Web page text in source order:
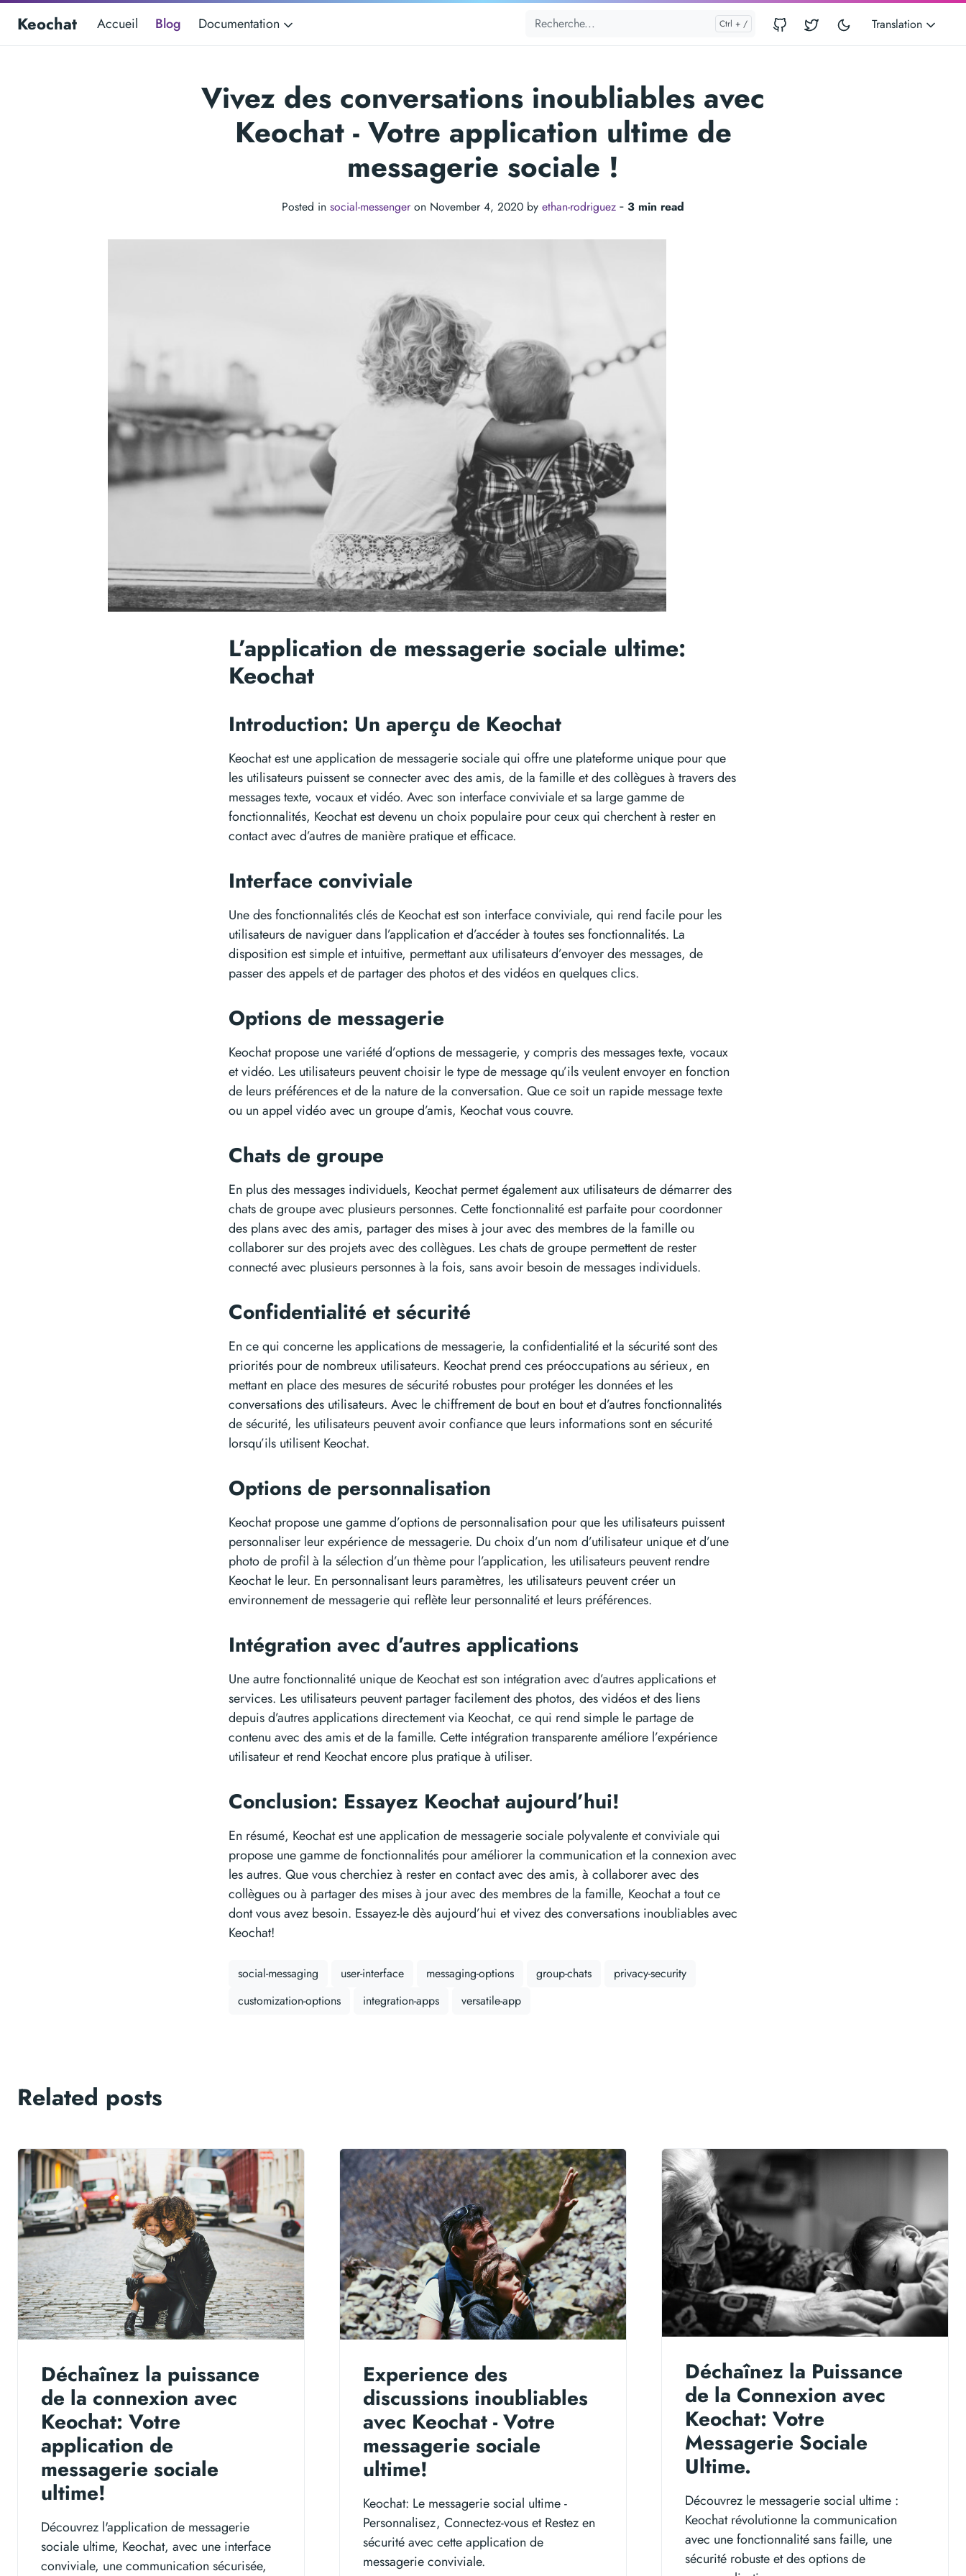
Keochat Accueil Blog Documentation Translation
Vivez des conversations inoubliables avec
Keochat - Votre application ultime de
messagerie sociale !
Posted in social-messenger on November 4, 2020 by ethan-rodriguez ‐ 3 min read
L’application de messagerie sociale ultime:
Keochat
Introduction: Un aperçu de Keochat
Keochat est une application de messagerie sociale qui offre une plateforme unique pour que
les utilisateurs puissent se connecter avec des amis, de la famille et des collègues à travers des
messages texte, vocaux et vidéo. Avec son interface conviviale et sa large gamme de
fonctionnalités, Keochat est devenu un choix populaire pour ceux qui cherchent à rester en
contact avec d’autres de manière pratique et efficace.
Interface conviviale
Une des fonctionnalités clés de Keochat est son interface conviviale, qui rend facile pour les
utilisateurs de naviguer dans l’application et d’accéder à toutes ses fonctionnalités. La
disposition est simple et intuitive, permettant aux utilisateurs d’envoyer des messages, de
passer des appels et de partager des photos et des vidéos en quelques clics.
Options de messagerie
Keochat propose une variété d’options de messagerie, y compris des messages texte, vocaux
et vidéo. Les utilisateurs peuvent choisir le type de message qu’ils veulent envoyer en fonction
de leurs préférences et de la nature de la conversation. Que ce soit un rapide message texte
ou un appel vidéo avec un groupe d’amis, Keochat vous couvre.
Chats de groupe
En plus des messages individuels, Keochat permet également aux utilisateurs de démarrer des
chats de groupe avec plusieurs personnes. Cette fonctionnalité est parfaite pour coordonner
des plans avec des amis, partager des mises à jour avec des membres de la famille ou
collaborer sur des projets avec des collègues. Les chats de groupe permettent de rester
connecté avec plusieurs personnes à la fois, sans avoir besoin de messages individuels.
Confidentialité et sécurité
En ce qui concerne les applications de messagerie, la confidentialité et la sécurité sont des
priorités pour de nombreux utilisateurs. Keochat prend ces préoccupations au sérieux, en
mettant en place des mesures de sécurité robustes pour protéger les données et les
conversations des utilisateurs. Avec le chiffrement de bout en bout et d’autres fonctionnalités
de sécurité, les utilisateurs peuvent avoir confiance que leurs informations sont en sécurité
lorsqu’ils utilisent Keochat.
Options de personnalisation
Keochat propose une gamme d’options de personnalisation pour que les utilisateurs puissent
personnaliser leur expérience de messagerie. Du choix d’un nom d’utilisateur unique et d’une
photo de profil à la sélection d’un thème pour l’application, les utilisateurs peuvent rendre
Keochat le leur. En personnalisant leurs paramètres, les utilisateurs peuvent créer un
environnement de messagerie qui reflète leur personnalité et leurs préférences.
Intégration avec d’autres applications
Une autre fonctionnalité unique de Keochat est son intégration avec d’autres applications et
services. Les utilisateurs peuvent partager facilement des photos, des vidéos et des liens
depuis d’autres applications directement via Keochat, ce qui rend simple le partage de
contenu avec des amis et de la famille. Cette intégration transparente améliore l’expérience
utilisateur et rend Keochat encore plus pratique à utiliser.
Conclusion: Essayez Keochat aujourd’hui!
En résumé, Keochat est une application de messagerie sociale polyvalente et conviviale qui
propose une gamme de fonctionnalités pour améliorer la communication et la connexion avec
les autres. Que vous cherchiez à rester en contact avec des amis, à collaborer avec des
collègues ou à partager des mises à jour avec des membres de la famille, Keochat a tout ce
dont vous avez besoin. Essayez-le dès aujourd’hui et vivez des conversations inoubliables avec
Keochat!
social-messaging user-interface messaging-options group-chats
privacy-security
customization-options
integration-apps versatile-app
Related posts
Déchaînez la puissance
de la connexion avec
Keochat: Votre
application de
messagerie sociale
ultime!
Découvrez l'application de messagerie
sociale ultime, Keochat, avec une interface
conviviale, une communication sécurisée,
Experience des
discussions inoubliables
avec Keochat - Votre
messagerie sociale
ultime!
Keochat: Le messagerie social ultime -
Personnalisez, Connectez-vous et Restez en
sécurité avec cette application de
messagerie conviviale.
Déchaînez la Puissance
de la Connexion avec
Keochat: Votre
Messagerie Sociale
Ultime.
Découvrez le messagerie social ultime :
Keochat révolutionne la communication
avec une fonctionnalité sans faille, une
sécurité robuste et des options de